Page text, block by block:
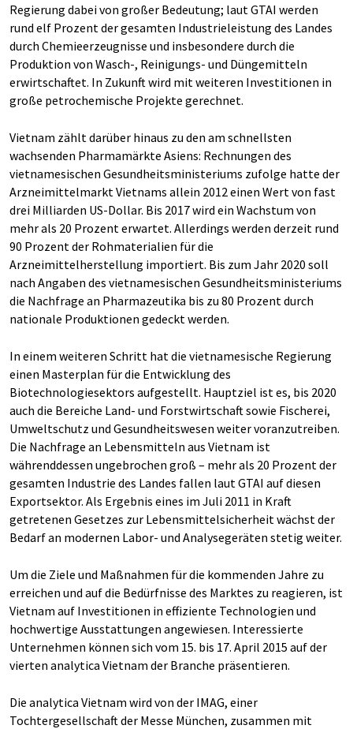
Regierung dabei von großer Bedeutung; laut GTAI werden
rund elf Prozent der gesamten Industrieleistung des Landes
durch Chemieerzeugnisse und insbesondere durch die
Produktion von Wasch-, Reinigungs- und Düngemitteln
erwirtschaftet. In Zukunft wird mit weiteren Investitionen in
große petrochemische Projekte gerechnet.
Vietnam zählt darüber hinaus zu den am schnellsten
wachsenden Pharmamärkte Asiens: Rechnungen des
vietnamesischen Gesundheitsministeriums zufolge hatte der
Arzneimittelmarkt Vietnams allein 2012 einen Wert von fast
drei Milliarden US-Dollar. Bis 2017 wird ein Wachstum von
mehr als 20 Prozent erwartet. Allerdings werden derzeit rund
90 Prozent der Rohmaterialien für die
Arzneimittelherstellung importiert. Bis zum Jahr 2020 soll
nach Angaben des vietnamesischen Gesundheitsministeriums
die Nachfrage an Pharmazeutika bis zu 80 Prozent durch
nationale Produktionen gedeckt werden.
In einem weiteren Schritt hat die vietnamesische Regierung
einen Masterplan für die Entwicklung des
Biotechnologiesektors aufgestellt. Hauptziel ist es, bis 2020
auch die Bereiche Land- und Forstwirtschaft sowie Fischerei,
Umweltschutz und Gesundheitswesen weiter voranzutreiben.
Die Nachfrage an Lebensmitteln aus Vietnam ist
währenddessen ungebrochen groß – mehr als 20 Prozent der
gesamten Industrie des Landes fallen laut GTAI auf diesen
Exportsektor. Als Ergebnis eines im Juli 2011 in Kraft
getretenen Gesetzes zur Lebensmittelsicherheit wächst der
Bedarf an modernen Labor- und Analysegeräten stetig weiter.
Um die Ziele und Maßnahmen für die kommenden Jahre zu
erreichen und auf die Bedürfnisse des Marktes zu reagieren, ist
Vietnam auf Investitionen in effiziente Technologien und
hochwertige Ausstattungen angewiesen. Interessierte
Unternehmen können sich vom 15. bis 17. April 2015 auf der
vierten analytica Vietnam der Branche präsentieren.
Die analytica Vietnam wird von der IMAG, einer
Tochtergesellschaft der Messe München, zusammen mit